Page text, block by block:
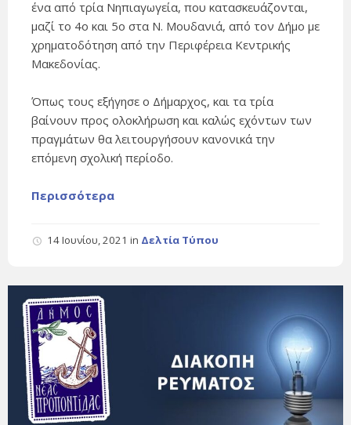
ένα από τρία Νηπιαγωγεία, που κατασκευάζονται,
μαζί το 4ο και 5ο στα Ν. Μουδανιά, από τον Δήμο με
χρηματοδότηση από την Περιφέρεια Κεντρικής
Μακεδονίας.
Όπως τους εξήγησε ο Δήμαρχος, και τα τρία
βαίνουν προς ολοκλήρωση και καλώς εχόντων των
πραγμάτων θα λειτουργήσουν κανονικά την
επόμενη σχολική περίοδο.
Περισσότερα
14 Ιουνίου, 2021 in Δελτία Τύπου